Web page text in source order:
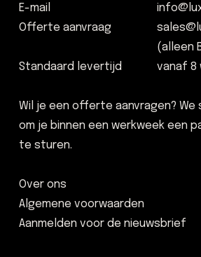
E-mail
Offerte aanvraag
Standaard levertijd
(alleen
vanaf 8
Wil je een offerte aanvragen?
om je binnen een werkweek een
te sturen.
Over ons
Algemene voorwaarden
Aanmelden voor de nieuwsbrief